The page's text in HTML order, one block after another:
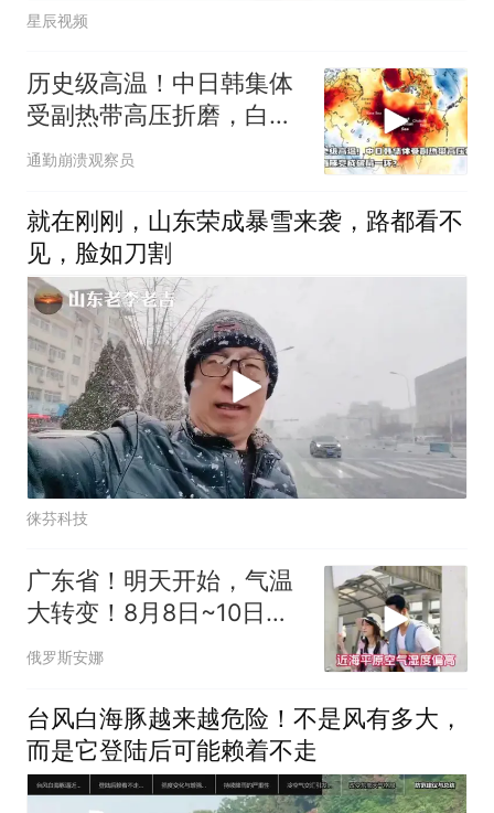
星辰视频
历史级高温！中日韩集体
受副热带高压折磨，白海
豚竟成破局一环？
通勤崩溃观察员
就在刚刚，山东荣成暴雪来袭，路都看不
见，脸如刀割
徕芬科技
广东省！明天开始，气温
大转变！8月8日~10日天
气预报
俄罗斯安娜
台风白海豚越来越危险！不是风有多大，
而是它登陆后可能赖着不走